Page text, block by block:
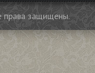
защищены.